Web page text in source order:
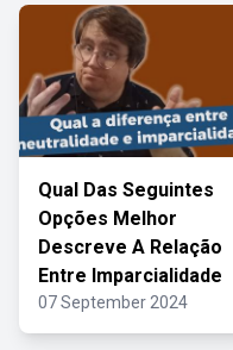
Qual Das Seguintes
Opções Melhor
Descreve A Relação
Entre Imparcialidade
07 September 2024